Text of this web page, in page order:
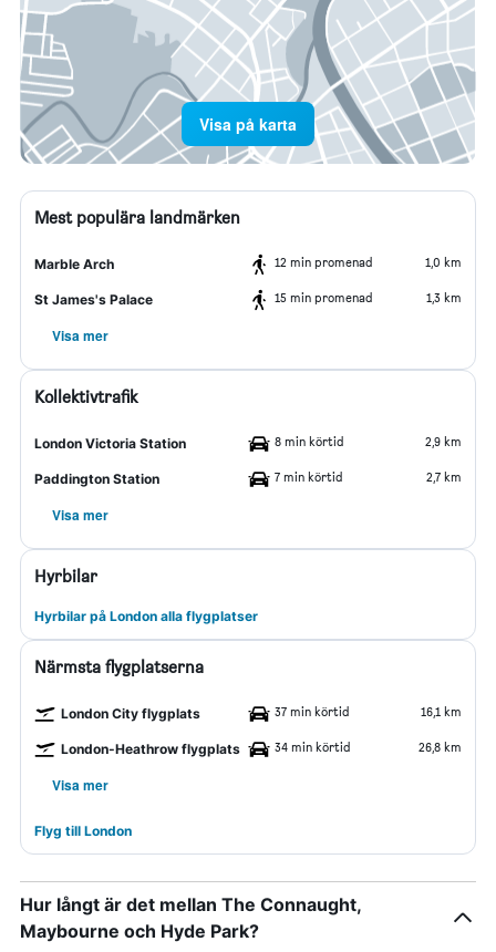
Visa på karta
Mest populära landmärken
Marble Arch 12 min promenad 1,0 km
St James's Palace 15 min promenad 1,3 km
Visa mer
Kollektivtrafik
London Victoria Station 8 min körtid 2,9 km
Paddington Station 7 min körtid 2,7 km
Visa mer
Hyrbilar
Hyrbilar på London alla flygplatser
Närmsta flygplatserna
London City flygplats 37 min körtid 16,1 km
London-Heathrow flygplats 34 min körtid 26,8 km
Visa mer
Flyg till London
Hur långt är det mellan The Connaught,
Maybourne och Hyde Park?